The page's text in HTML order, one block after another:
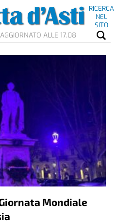
RICERCA
NEL
SITO
ALLE 17.08
Mondiale